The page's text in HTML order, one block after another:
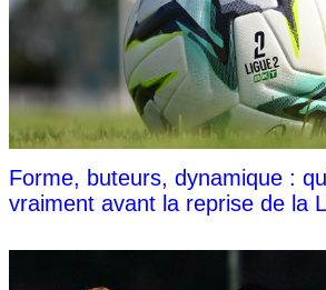
Forme, buteurs, dynamique :
vraiment avant la reprise de la